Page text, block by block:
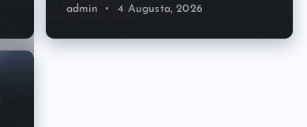
admin 4 Augusta, 2026